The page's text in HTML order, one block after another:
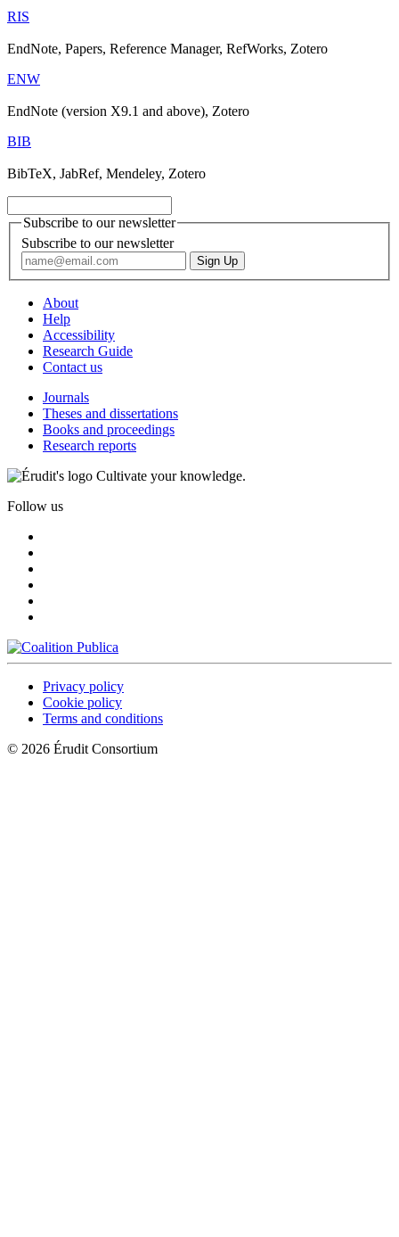
RIS
EndNote, Papers, Reference Manager, RefWorks, Zotero
ENW
EndNote (version X9.1 and above), Zotero
BIB
BibTeX, JabRef, Mendeley, Zotero
Subscribe to our newsletter
Subscribe to our newsletter
About
Help
Accessibility
Research Guide
Contact us
Journals
Theses and dissertations
Books and proceedings
Research reports
Cultivate your knowledge.
Follow us
Privacy policy
Cookie policy
Terms and conditions
© 2026 Érudit Consortium